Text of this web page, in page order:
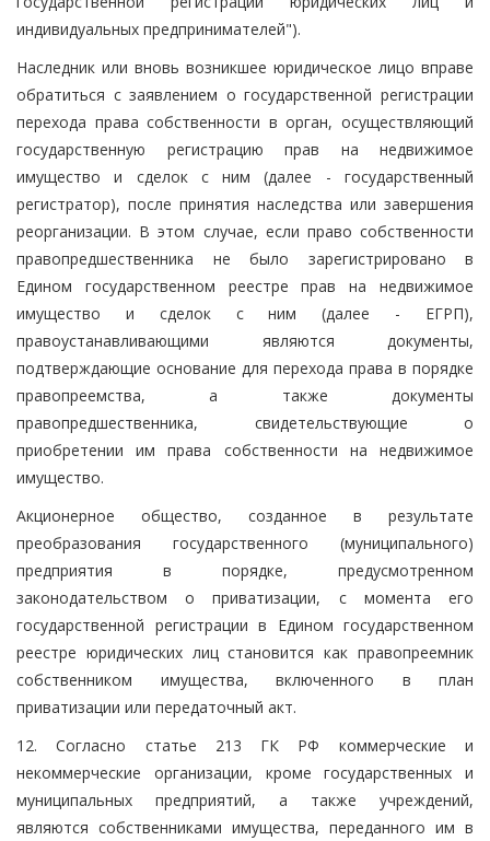
индивидуальных предпринимателей").
Наследник или вновь возникшее юридическое лицо вправе
обратиться с заявлением о государственной регистрации
перехода права собственности в орган, осуществляющий
государственную регистрацию прав на недвижимое
имущество и сделок с ним (далее - государственный
регистратор), после принятия наследства или завершения
реорганизации. В этом случае, если право собственности
правопредшественника не было зарегистрировано в
Едином государственном реестре прав на недвижимое
имущество и сделок с ним (далее - ЕГРП),
правоустанавливающими являются документы,
подтверждающие основание для перехода права в порядке
правопреемства, а также документы
правопредшественника, свидетельствующие о
приобретении им права собственности на недвижимое
имущество.
Акционерное общество, созданное в результате
преобразования государственного (муниципального)
предприятия в порядке, предусмотренном
законодательством о приватизации, с момента его
государственной регистрации в Едином государственном
реестре юридических лиц становится как правопреемник
собственником имущества, включенного в план
приватизации или передаточный акт.
12. Согласно статье 213 ГК РФ коммерческие и
некоммерческие организации, кроме государственных и
муниципальных предприятий, а также учреждений,
являются собственниками имущества, переданного им в